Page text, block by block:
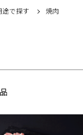
途で探す 焼肉